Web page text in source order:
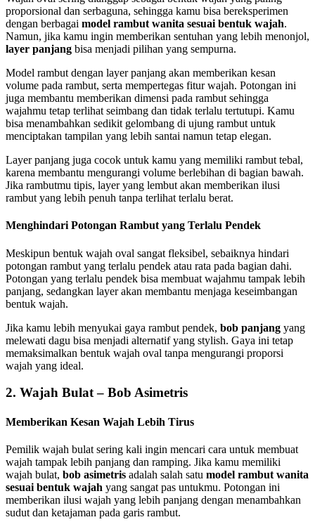
proporsional dan serbaguna, sehingga kamu bisa bereksperimen
dengan berbagai model rambut wanita sesuai bentuk wajah.
Namun, jika kamu ingin memberikan sentuhan yang lebih menonjol,
layer panjang bisa menjadi pilihan yang sempurna.
Model rambut dengan layer panjang akan memberikan kesan
volume pada rambut, serta mempertegas fitur wajah. Potongan ini
juga membantu memberikan dimensi pada rambut sehingga
wajahmu tetap terlihat seimbang dan tidak terlalu tertutupi. Kamu
bisa menambahkan sedikit gelombang di ujung rambut untuk
menciptakan tampilan yang lebih santai namun tetap elegan.
Layer panjang juga cocok untuk kamu yang memiliki rambut tebal,
karena membantu mengurangi volume berlebihan di bagian bawah.
Jika rambutmu tipis, layer yang lembut akan memberikan ilusi
rambut yang lebih penuh tanpa terlihat terlalu berat.
Menghindari Potongan Rambut yang Terlalu Pendek
Meskipun bentuk wajah oval sangat fleksibel, sebaiknya hindari
potongan rambut yang terlalu pendek atau rata pada bagian dahi.
Potongan yang terlalu pendek bisa membuat wajahmu tampak lebih
panjang, sedangkan layer akan membantu menjaga keseimbangan
bentuk wajah.
Jika kamu lebih menyukai gaya rambut pendek, bob panjang yang
melewati dagu bisa menjadi alternatif yang stylish. Gaya ini tetap
memaksimalkan bentuk wajah oval tanpa mengurangi proporsi
wajah yang ideal.
2. Wajah Bulat – Bob Asimetris
Memberikan Kesan Wajah Lebih Tirus
Pemilik wajah bulat sering kali ingin mencari cara untuk membuat
wajah tampak lebih panjang dan ramping. Jika kamu memiliki
wajah bulat, bob asimetris adalah salah satu model rambut wanita
sesuai bentuk wajah yang sangat pas untukmu. Potongan ini
memberikan ilusi wajah yang lebih panjang dengan menambahkan
sudut dan ketajaman pada garis rambut.